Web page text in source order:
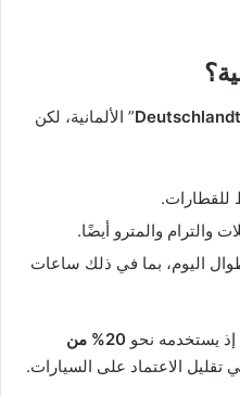
” الألمانية، لكن
للقطارات.
والترام والمترو أيضًا.
اليوم، بما في ذلك ساعات
إذ يستخدمه نحو
20% من
تقليل الاعتماد على السيارات.